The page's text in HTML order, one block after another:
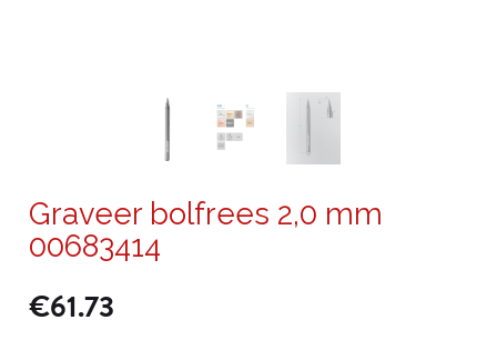
Graveer bolfrees 2,0 mm
00683414
€61.73